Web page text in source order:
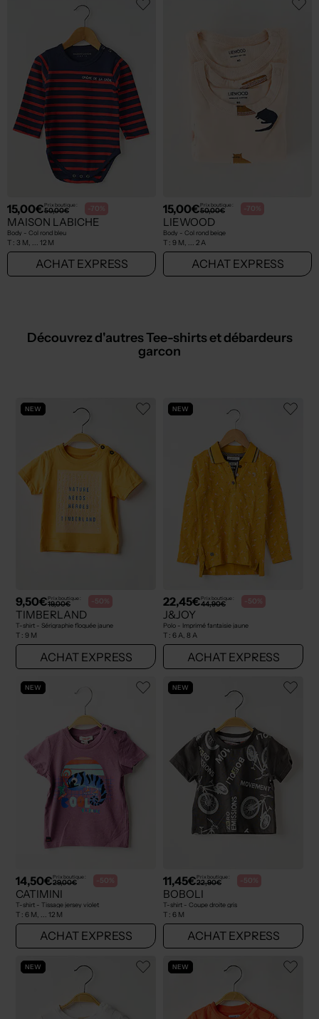
15,00€Prix boutique :
50,00€ -70%
MAISON LABICHE
Body - Col rond bleu
T : 3 M, ... 12 M
ACHAT EXPRESS
15,00€Prix boutique :
50,00€ -70%
LIEWOOD
Body - Col rond beige
T : 9 M, ... 2 A
ACHAT EXPRESS
Découvrez d'autres Tee-shirts et débardeurs
garcon
NEW
9,50€Prix boutique :
19,00€ -50%
TIMBERLAND
T-shirt - Sérigraphie floquée jaune
T : 9 M
ACHAT EXPRESS
NEW
22,45€Prix boutique :
44,90€ -50%
J&JOY
Polo - Imprimé fantaisie jaune
T : 6 A, 8 A
ACHAT EXPRESS
NEW
14,50€Prix boutique :
29,00€ -50%
CATIMINI
T-shirt - Tissage jersey violet
T : 6 M, ... 12 M
ACHAT EXPRESS
NEW
11,45€Prix boutique :
22,90€ -50%
BOBOLI
T-shirt - Coupe droite gris
T : 6 M
ACHAT EXPRESS
NEW NEW